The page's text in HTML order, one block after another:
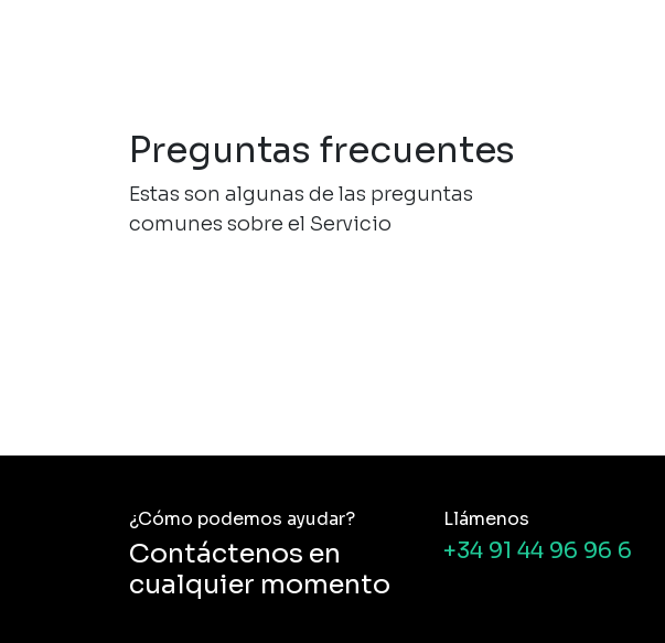
Preguntas frecuentes
Estas son algunas de las preguntas
comunes sobre el Servicio
¿Cómo podemos ayudar?
Contáctenos en
cualquier momento
Llámenos
+34 91 44 96 96 6